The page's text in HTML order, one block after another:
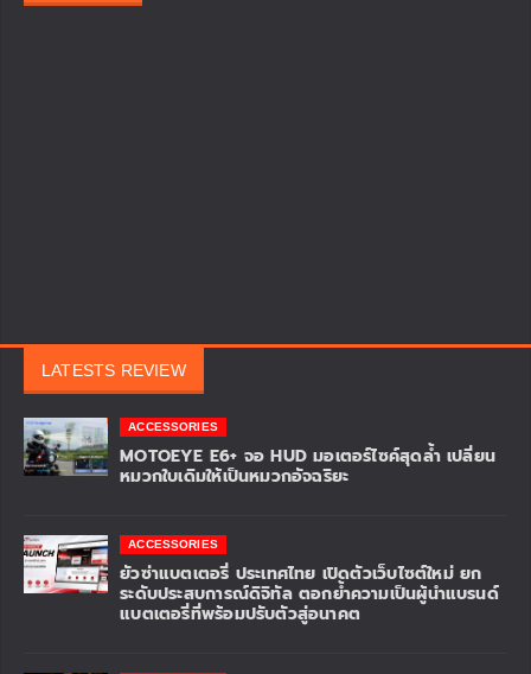
LATESTS REVIEW
ACCESSORIES
MOTOEYE E6+ จอ HUD มอเตอร์ไซค์สุดล้ำ เปลี่ยน
หมวกใบเดิมให้เป็นหมวกอัจฉริยะ
ACCESSORIES
ยัวซ่าแบตเตอรี่ ประเทศไทย เปิดตัวเว็บไซต์ใหม่ ยก
ระดับประสบการณ์ดิจิทัล ตอกย้ำความเป็นผู้นำแบรนด์
แบตเตอรี่ที่พร้อมปรับตัวสู่อนาคต